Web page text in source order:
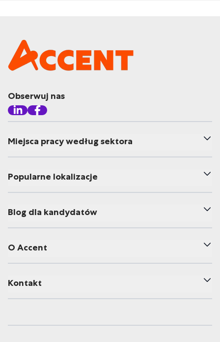
Obserwuj nas
Miejsca pracy według sektora
Popularne lokalizacje
Blog dla kandydatów
O Accent
Kontakt